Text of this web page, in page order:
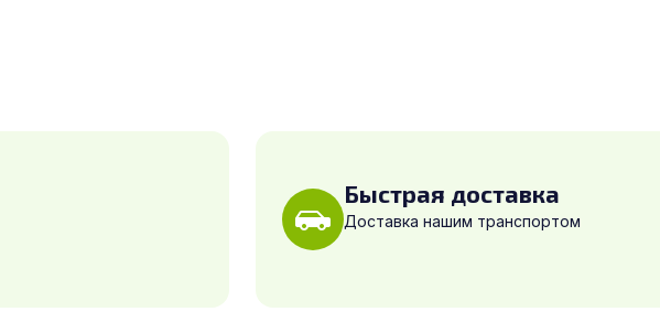
Быстрая доставка
Доставка нашим транспортом